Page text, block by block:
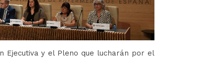
Ejecutiva y el Pleno que lucharán por el